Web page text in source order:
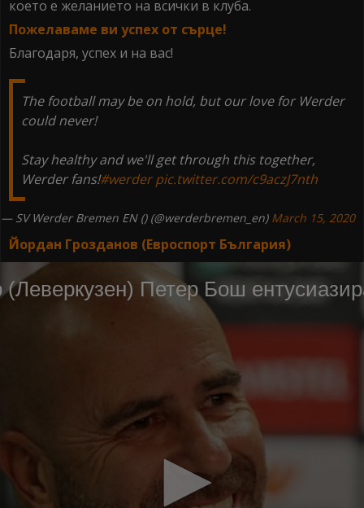
което е желанието на всички в клуба.
Пожелаваме ви успех от сърце!
Благодаря, успех и на вас!
The football may be on hold, but our love for Werder
could never!
Stay healthy and we'll get through this together,
Werder fans!#werder pic.twitter.com/c9aczJ7nth
— SV Werder Bremen EN () (@werderbremen_en) March 15, 2020
Йордан Грозданов (Евроспорт България)